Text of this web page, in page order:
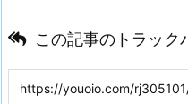
この記事のトラック